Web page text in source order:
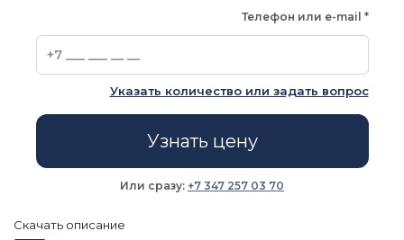
Телефон или e-mail *
Указать количество или задать вопрос
Узнать цену
Или сразу: +7 347 257 03 70
Скачать описание